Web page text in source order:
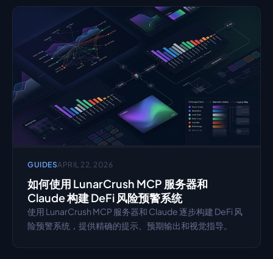
GUIDESAPRIL 22, 2026
如何使用 LunarCrush MCP 服务器和
Claude 构建 DeFi 风险预警系统
使用 LunarCrush MCP 服务器和 Claude 逐步构建 DeFi 风
险预警系统，提供精确的提示、预期输出和视觉指导。